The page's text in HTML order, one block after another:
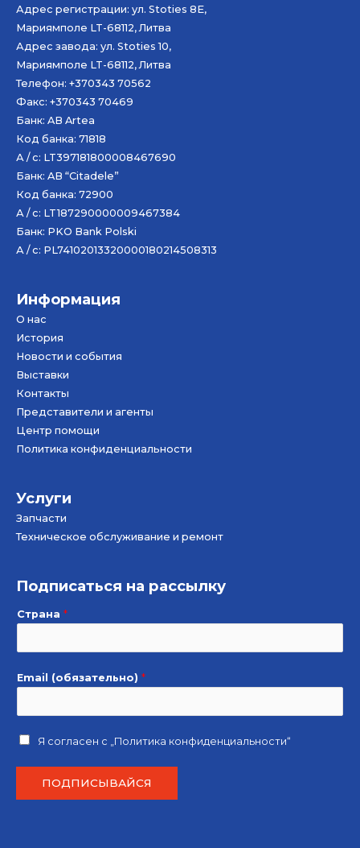
Адрес регистрации: ул. Stoties 8E,
Мариямполе LT-68112, Литва
Адрес завода: ул. Stoties 10,
Мариямполе LT-68112, Литва
Телефон: +370343 70562
Факс: +370343 70469
Банк: AB Artea
Код банка: 71818
А / с: LT397181800008467690
Банк: AB “Citadele”
Код банка: 72900
А / с: LT187290000009467384
Банк: PKO Bank Polski
А / с: PL74102013320000180214508313
Информация
О нас
История
Новости и события
Bыставки
Контакты
Представители и агенты
Центр помощи
Политика конфиденциальности
Услуги
Запчасти
Техническое обслуживание и ремонт
Подписаться на рассылку
Страна *
Email (обязательно) *
E
a
Я согласен с „Политика конфиденциальности“
ПОДПИСЫВАЙСЯ